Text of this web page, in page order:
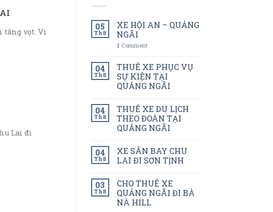
tăng vọt. Vì
Lai đi
05
Th8
XE HỘI AN – QUẢNG
NGÃI
1 Comment
04
Th8
THUÊ XE PHỤC VỤ
SỰ KIỆN TẠI
QUẢNG NGÃI
04
Th8
THUÊ XE DU LỊCH
THEO ĐOÀN TẠI
QUẢNG NGÃI
04
Th8
XE SÂN BAY CHU
LAI ĐI SƠN TỊNH
03
Th8
CHO THUÊ XE
QUẢNG NGÃI ĐI BÀ
NÀ HILL